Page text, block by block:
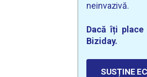
neinvazivă.
Dacă îți
Biziday.
SUSȚINE